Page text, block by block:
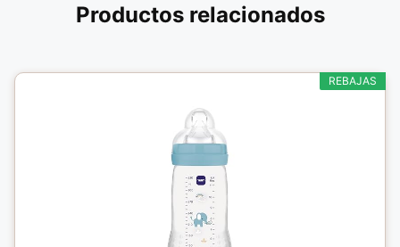
Productos relacionados
REBAJAS